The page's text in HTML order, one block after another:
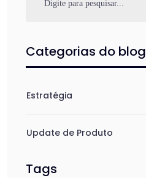
Categorias do blog
Estratégia
Update de Produto
Tags